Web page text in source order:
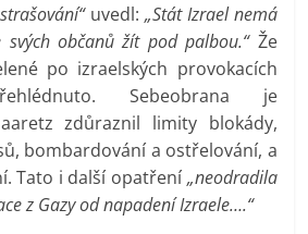
uvedl: „Stát Izrael nemá
občanů žít pod palbou.“Že
po izraelských provokacích
Sebeobrana je
zdůraznil limity blokády,
bombardování a ostřelování, a
Tato i další opatření „neodradila
z Gazy od napadení Izraele….“